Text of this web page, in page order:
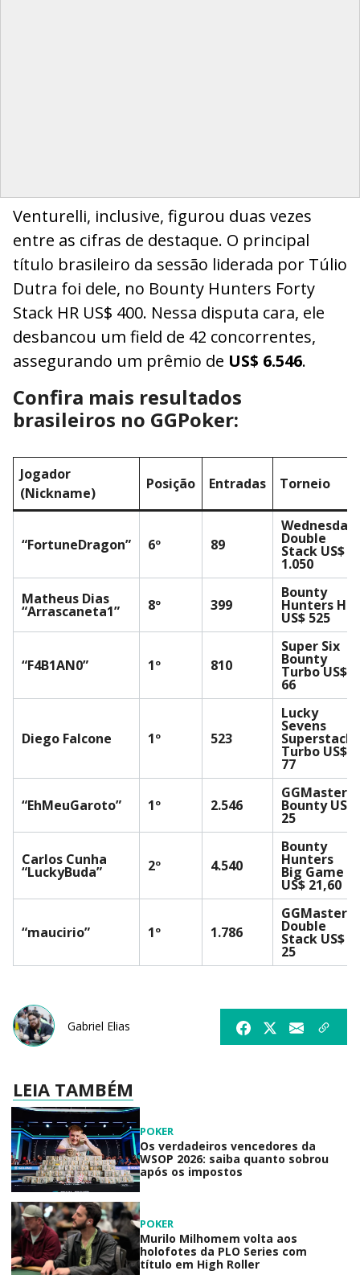
Venturelli, inclusive, figurou duas vezes
entre as cifras de destaque. O principal
título brasileiro da sessão liderada por Túlio
Dutra foi dele, no Bounty Hunters Forty
Stack HR US$ 400. Nessa disputa cara, ele
desbancou um field de 42 concorrentes,
assegurando um prêmio de US$ 6.546.
Confira mais resultados
brasileiros no GGPoker:
Jogador
(Nickname)
Posição Entradas Torneio
“FortuneDragon” 6º 89
Wednesday
Double
Stack US$
1.050
Matheus Dias
“Arrascaneta1” 8º 399
Bounty
Hunters HR
US$ 525
“F4B1AN0” 1º 810
Super Six
Bounty
Turbo US$
66
Diego Falcone 1º 523
Lucky
Sevens
Superstack
Turbo US$
77
“EhMeuGaroto” 1º 2.546
GGMasters
Bounty US$
25
Carlos Cunha
“LuckyBuda” 2º 4.540
Bounty
Hunters
Big Game
US$ 21,60
“maucirio” 1º 1.786
GGMasters
Double
Stack US$
25
Gabriel Elias
LEIA TAMBÉM
POKER
Os verdadeiros vencedores da
WSOP 2026: saiba quanto sobrou
após os impostos
POKER
Murilo Milhomem volta aos
holofotes da PLO Series com
título em High Roller